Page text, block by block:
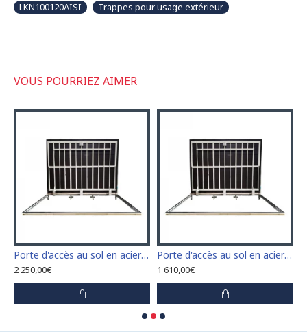
LKN100120AISI
Trappes pour usage extérieur
VOUS POURRIEZ AIMER
Porte d'accès au sol en acier inoxydable 120 cm x 120 cm pour intérieur et extérieur
2 250,00€
Porte d'accès au sol en acier inoxydable 60 cm x 100 cm pour intérieur et extérieur
1 610,00€